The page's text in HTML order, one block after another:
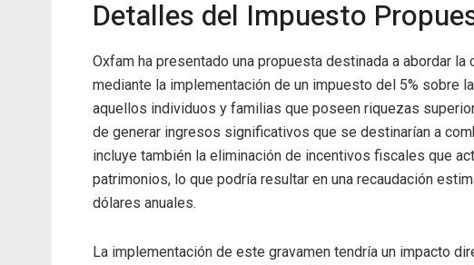
Detalles del Impuesto
Oxfam ha presentado una propuesta destinada a abordar
mediante la implementación de un impuesto del 5% sobre
aquellos individuos y familias que poseen riquezas
de generar ingresos significativos que se destinarían a
incluye también la eliminación de incentivos fiscales que
patrimonios, lo que podría resultar en una recaudación
dólares anuales.
La implementación de este gravamen tendría un impacto